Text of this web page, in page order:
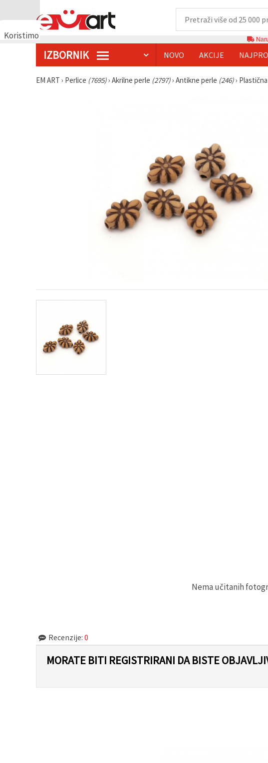
Koristimo
IZBORNIK NOVO AKCIJE
EM ART › Perlice (7695)› Akrilne perle (2797)› Antikne perle (246)›
Nema učitanih
Recenzije: 0
MORATE BITI REGISTRIRANI DA BISTE